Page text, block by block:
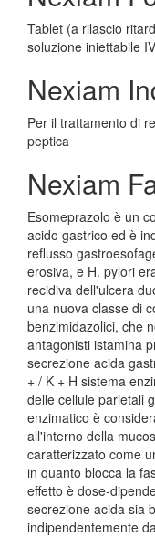
Tablet (a rilascio
soluzione iniettabile
Nexiam
Per il trattamento di
peptica
Nexiam
Esomeprazolo è un
acido gastrico ed è
reflusso
erosiva, e H. pylori
recidiva dell'ulcera
una nuova classe di
benzimidazolici, che
antagonisti istamina
secrezione acida
+ / K + H sistema
delle cellule parietali
enzimatico è
all'interno della
caratterizzato come
in quanto blocca la
effetto è dose-
secrezione acida sia
indipendentemente